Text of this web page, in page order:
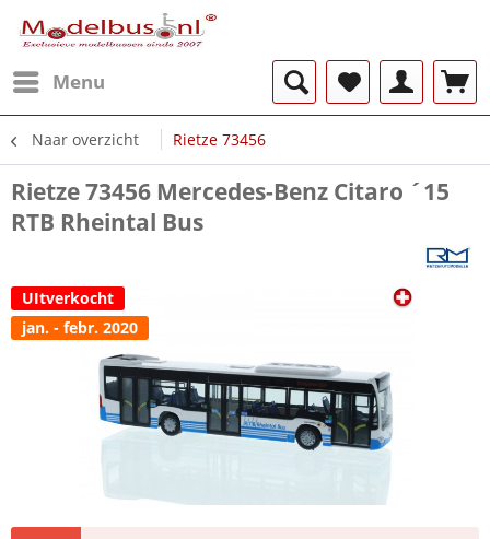
Menu
Naar overzicht Rietze 73456
Rietze 73456 Mercedes-Benz Citaro ´15
RTB Rheintal Bus
UItverkocht
jan. - febr. 2020